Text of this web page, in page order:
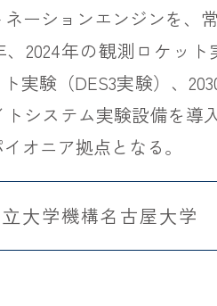
ーションエンジンを、
、2024年の観測ロケッ
実験（DES3実験）、
システム実験設備を導
オニア拠点となる。
⼤学機構名古屋⼤学